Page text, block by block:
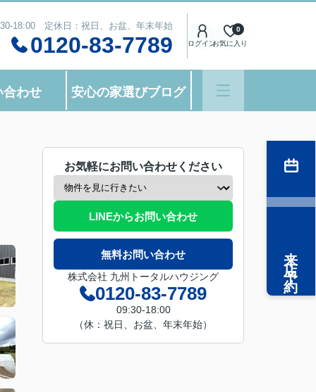
18:00 定休日：祝日、お盆、年末年始
0120-83-7789 ログインお気に入り
0
合わせ 安心の家選びブログ
お気軽にお問い合わせください
LINEからお問い合わせ
無料お問い合わせ
株式会社 九州トータルハウジング
0120-83-7789
09:30-18:00
（休：祝日、お盆、年末年始）
来店予約